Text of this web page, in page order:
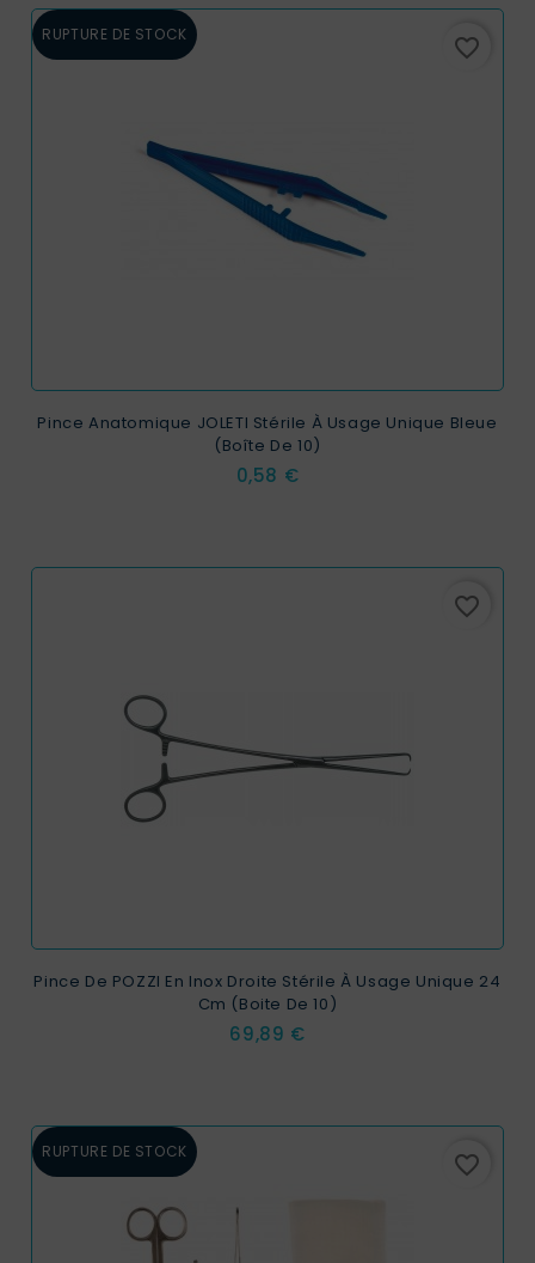
RUPTURE DE STOCK favorite_border
Pince Anatomique JOLETI Stérile À Usage Unique Bleue
(Boîte De 10)
Prix
0,58 €
favorite_border
Pince De POZZI En Inox Droite Stérile À Usage Unique 24
Cm (boite De 10)
Prix
69,89 €
RUPTURE DE STOCK favorite_border